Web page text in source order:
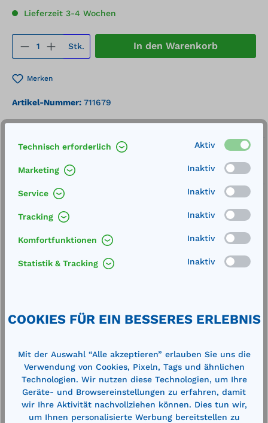
Lieferzeit 3-4 Wochen
Produkt Anzahl: Gib den
Stk. In den Warenkorb
Merken
Artikel-Nummer: 711679
Lieferung frei Haus
Zertifizierte Qualität
Außenmaße (LxBxH): 1300 x 1120 x 1180 mmInhalt:
Technische Daten
Technisch erforderlich Aktiv
Marketing Inaktiv
Service Inaktiv
Tracking Inaktiv
Komfortfunktionen Inaktiv
Statistik & Tracking Inaktiv
COOKIES FÜR EIN BESSERES ERLEBNIS
Mit der Auswahl “Alle akzeptieren” erlauben Sie uns die
Verwendung von Cookies, Pixeln, Tags und ähnlichen
Technologien. Wir nutzen diese Technologien, um Ihre
Geräte- und Browsereinstellungen zu erfahren, damit
wir Ihre Aktivität nachvollziehen können. Dies tun wir,
um Ihnen personalisierte Werbung bereitstellen zu